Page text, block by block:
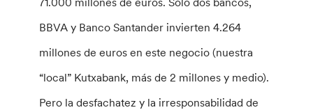
BBVA y Banco Santander invierten 4.264
millones de euros en este negocio (nuestra
“local” Kutxabank, más de 2 millones y medio).
Pero la desfachatez y la irresponsabilidad de